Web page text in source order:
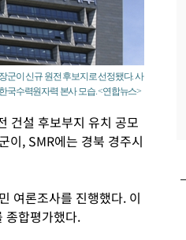
군이 신규 원전 후보지로 선정됐다. 사
국수력원자력 본사 모습. <연합뉴스>
건설 후보부지 유치 공모
이, SMR에는 경북 경주시
여론조사를 진행했다. 이
종합평가했다.